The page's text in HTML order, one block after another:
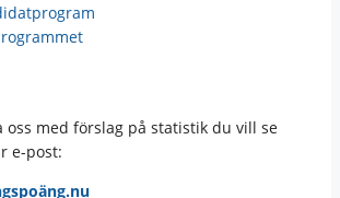
oss med förslag på statistik du vill se
e-post: